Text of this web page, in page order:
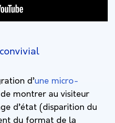
d’une micro-
montrer au visiteur
d’état (disparition du
du format de la